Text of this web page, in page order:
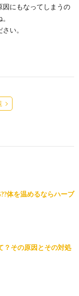
因にもなってしまうの
い。
体を温めるならハーブ
？その原因とその対処